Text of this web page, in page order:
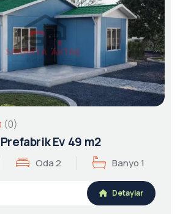
(0)
Ev 49 m2
Oda 2 Banyo 1
Detaylar